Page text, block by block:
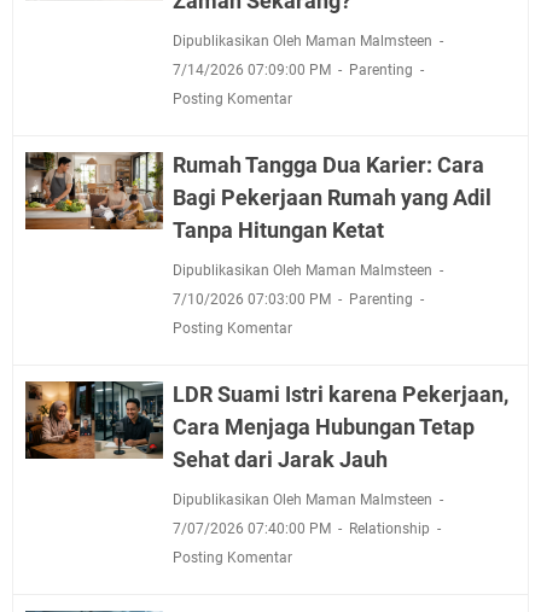
Dipublikasikan Oleh Maman Malmsteen
7/14/2026 07:09:00 PM
Parenting
Posting Komentar
Rumah Tangga Dua Karier: Cara
Bagi Pekerjaan Rumah yang Adil
Tanpa Hitungan Ketat
Dipublikasikan Oleh Maman Malmsteen
7/10/2026 07:03:00 PM
Parenting
Posting Komentar
LDR Suami Istri karena Pekerjaan,
Cara Menjaga Hubungan Tetap
Sehat dari Jarak Jauh
Dipublikasikan Oleh Maman Malmsteen
7/07/2026 07:40:00 PM
Relationship
Posting Komentar